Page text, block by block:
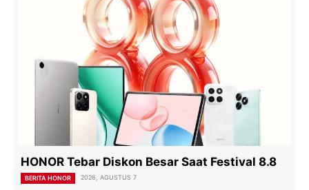
HONOR Tebar Diskon Besar Saat Festival 8.8
BERITA HONOR 2026, AGUSTUS 7